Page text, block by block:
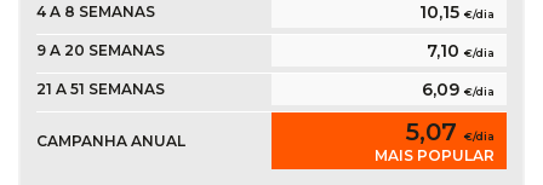
4 A 8 SEMANAS 10,15 €/dia
9 A 20 SEMANAS 7,10 €/dia
21 A 51 SEMANAS 6,09 €/dia
CAMPANHA ANUAL 5,07 €/dia
MAIS POPULAR